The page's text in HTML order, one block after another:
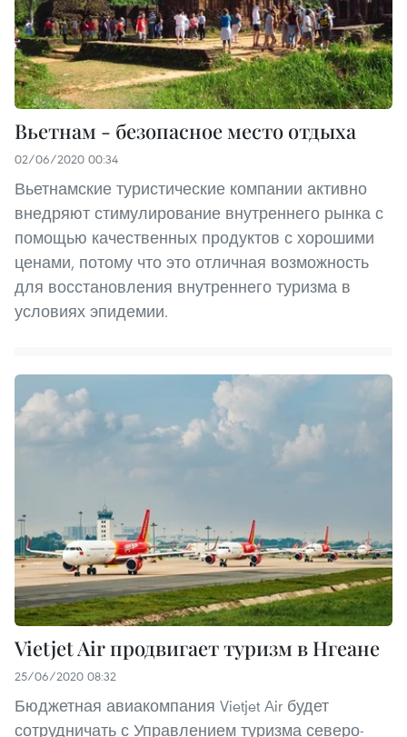
Вьетнам - безопасное место отдыха
02/06/2020 00:34
Вьетнамские туристические компании активно
внедряют стимулирование внутреннего рынка с
помощью качественных продуктов с хорошими
ценами, потому что это отличная возможность
для восстановления внутреннего туризма в
условиях эпидемии.
Vietjet Air продвигает туризм в Нгеане
25/06/2020 08:32
Бюджетная авиакомпания Vietjet Air будет
сотрудничать с Управлением туризма северо-